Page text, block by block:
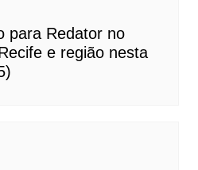
para Redator no
e região nesta